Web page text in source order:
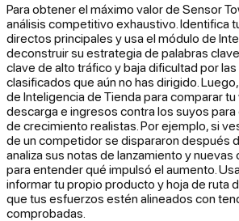
Para obtener el máximo valor de Sensor
análisis competitivo exhaustivo. Identifica
directos principales y usa el módulo de
deconstruir su estrategia de palabras
clave de alto tráfico y baja dificultad por
clasificados que aún no has dirigido.
de Inteligencia de Tienda para comparar
descarga e ingresos contra los suyos
de crecimiento realistas. Por ejemplo, si
de un competidor se dispararon después
analiza sus notas de lanzamiento y nuevas
para entender qué impulsó el aumento.
informar tu propio producto y hoja de ruta
que tus esfuerzos estén alineados con
comprobadas.